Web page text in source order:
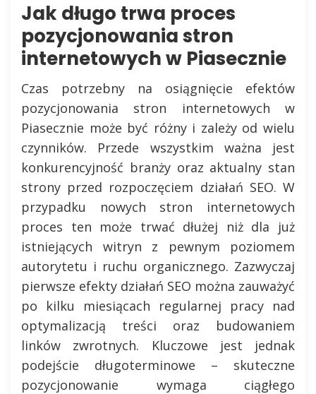
Jak długo trwa proces
pozycjonowania stron
internetowych w Piasecznie
Czas potrzebny na osiągnięcie efektów
pozycjonowania stron internetowych w
Piasecznie może być różny i zależy od wielu
czynników. Przede wszystkim ważna jest
konkurencyjność branży oraz aktualny stan
strony przed rozpoczęciem działań SEO. W
przypadku nowych stron internetowych
proces ten może trwać dłużej niż dla już
istniejących witryn z pewnym poziomem
autorytetu i ruchu organicznego. Zazwyczaj
pierwsze efekty działań SEO można zauważyć
po kilku miesiącach regularnej pracy nad
optymalizacją treści oraz budowaniem
linków zwrotnych. Kluczowe jest jednak
podejście długoterminowe – skuteczne
pozycjonowanie wymaga ciągłego